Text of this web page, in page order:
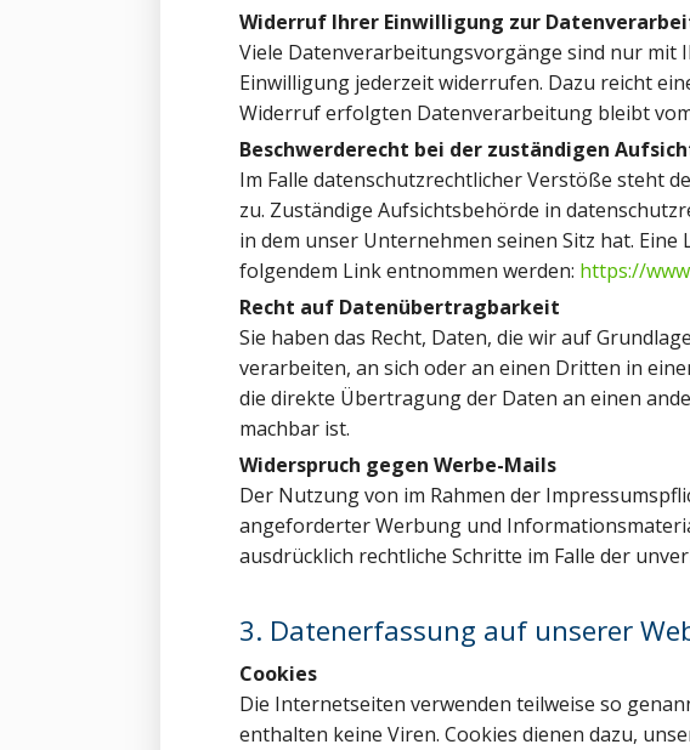
Widerruf Ihrer Einwilligung zur
Viele Datenverarbeitungsvorgänge sind nur mit
Einwilligung jederzeit widerrufen. Dazu reicht
Widerruf erfolgten Datenverarbeitung bleibt
Beschwerderecht bei der zuständigen
Im Falle datenschutzrechtlicher Verstöße steht
zu. Zuständige Aufsichtsbehörde in
in dem unser Unternehmen seinen Sitz hat.
folgendem Link entnommen werden: https://
Recht auf Datenübertragbarkeit
Sie haben das Recht, Daten, die wir auf
verarbeiten, an sich oder an einen Dritten in
die direkte Übertragung der Daten an einen
machbar ist.
Widerspruch gegen Werbe-Mails
Der Nutzung von im Rahmen der
angeforderter Werbung und
ausdrücklich rechtliche Schritte im Falle der
3. Datenerfassung auf unserer
Cookies
Die Internetseiten verwenden teilweise so
enthalten keine Viren. Cookies dienen dazu,